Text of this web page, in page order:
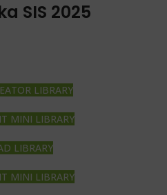
SIS 2025
LIBRARY
MINI LIBRARY
LIBRARY
MINI LIBRARY